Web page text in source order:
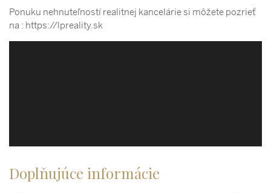
Ponuku nehnuteľností realitnej kancelárie si môžete pozrieť
na : https://lpreality.sk
Doplňujúce informácie